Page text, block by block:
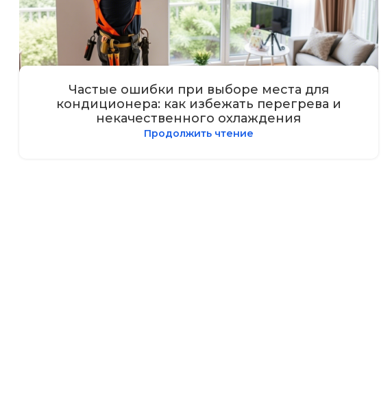
Частые ошибки при выборе места для
кондиционера: как избежать перегрева и
некачественного охлаждения
Продолжить чтение